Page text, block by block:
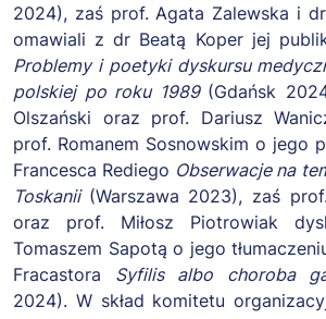
2024), zaś prof. Agata Zalewska i
omawiali z dr Beatą Koper jej
Problemy i poetyki dyskursu
polskiej po roku 1989 (Gdańsk
Olszański oraz prof. Dariusz
prof. Romanem Sosnowskim o jego
Francesca Rediego Obserwacje na
Toskanii (Warszawa 2023), zaś
oraz prof. Miłosz Piotrowiak
Tomaszem Sapotą o jego
Fracastora Syfilis albo choroba
2024). W skład komitetu